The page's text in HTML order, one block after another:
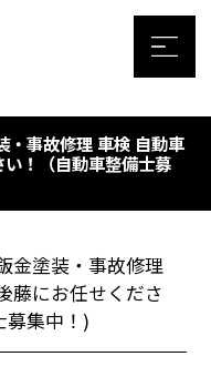
・事故修理 車検 自動車
！（自動車整備士募
金塗装・事故修理
藤にお任せくださ
募集中！)